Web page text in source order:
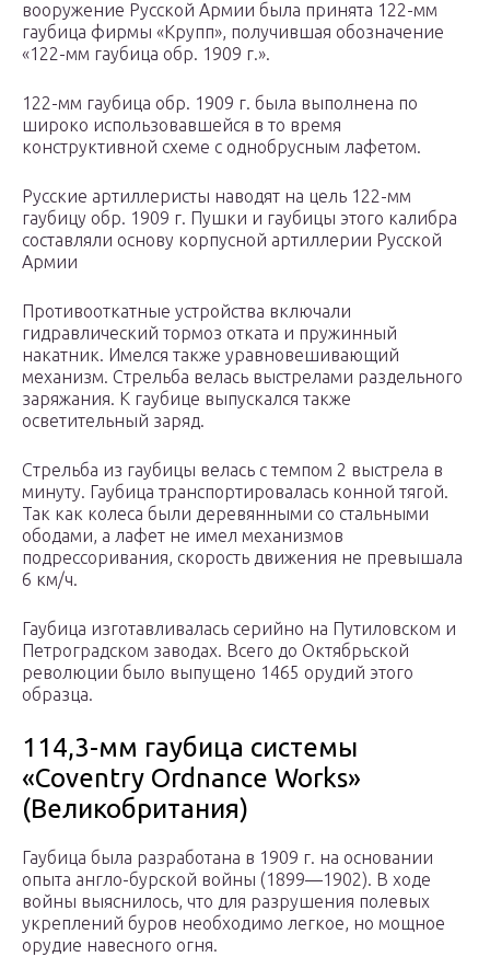
вооружение Русской Армии была принята 122-мм
гаубица фирмы «Крупп», получившая обозначение
«122-мм гаубица обр. 1909 г.».
122-мм гаубица обр. 1909 г. была выполнена по
широко использовавшейся в то время
конструктивной схеме с однобрусным лафетом.
Русские артиллеристы наводят на цель 122-мм
гаубицу обр. 1909 г. Пушки и гаубицы этого калибра
составляли основу корпусной артиллерии Русской
Армии
Противооткатные устройства включали
гидравлический тормоз отката и пружинный
накатник. Имелся также уравновешивающий
механизм. Стрельба велась выстрелами раздельного
заряжания. К гаубице выпускался также
осветительный заряд.
Стрельба из гаубицы велась с темпом 2 выстрела в
минуту. Гаубица транспортировалась конной тягой.
Так как колеса были деревянными со стальными
ободами, а лафет не имел механизмов
подрессоривания, скорость движения не превышала
6 км/ч.
Гаубица изготавливалась серийно на Путиловском и
Петроградском заводах. Всего до Октябрьской
революции было выпущено 1465 орудий этого
образца.
114,3-мм гаубица системы
«Coventry Ordnance Works»
(Великобритания)
Гаубица была разработана в 1909 г. на основании
опыта англо-бурской войны (1899—1902). В ходе
войны выяснилось, что для разрушения полевых
укреплений буров необходимо легкое, но мощное
орудие навесного огня.